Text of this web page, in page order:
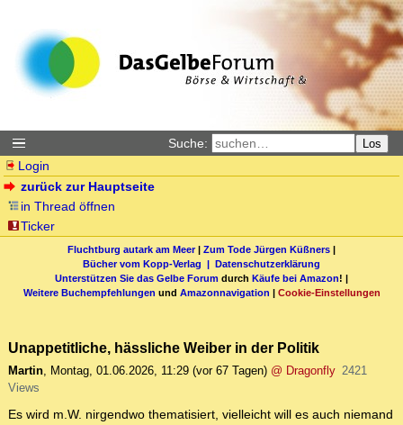
Suche: Los
Login
zurück zur Hauptseite
in Thread öffnen
Ticker
Fluchtburg autark am Meer| Zum Tode Jürgen Küßners |
Bücher vom Kopp-Verlag | Datenschutzerklärung
Unterstützen Sie das Gelbe Forum durch Käufe bei Amazon! |
Weitere Buchempfehlungen und Amazonnavigation | Cookie-Einstellungen
Unappetitliche, hässliche Weiber in der Politik
Martin, Montag, 01.06.2026, 11:29 (vor 67 Tagen) @ Dragonfly 2421
Views
Es wird m.W. nirgendwo thematisiert, vielleicht will es auch niemand